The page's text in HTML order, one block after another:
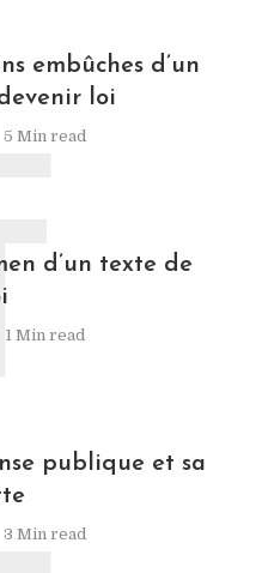
embûches d’un
loi
5 Min read
d’un texte de
1 Min read
publique et sa
3 Min read